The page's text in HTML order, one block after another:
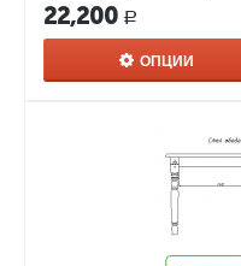
22,200 Р
ОПЦИИ